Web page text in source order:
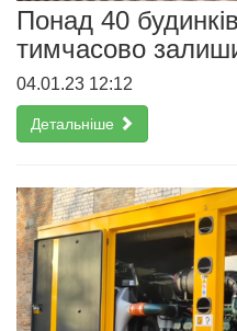
Понад 40
тимчасово
04.01.23 12:12
Детальніше